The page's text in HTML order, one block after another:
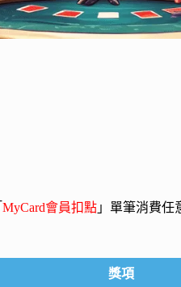
MyCard會員扣點 」單筆消費任
獎項